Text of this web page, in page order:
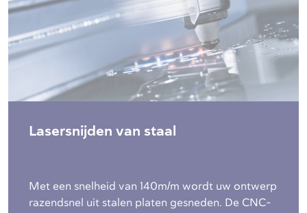
Lasersnijden van staal
Met een snelheid van 140m/m wordt uw ontwerp
razendsnel uit stalen platen gesneden. De CNC-